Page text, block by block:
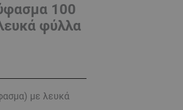
100
φύλλα
με λευκά